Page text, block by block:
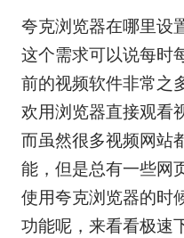
夸克浏览器在哪里设
这个需求可以说每时
前的视频软件非常之
欢用浏览器直接观看
而虽然很多视频网站
能，但是总有一些网
使用夸克浏览器的时
功能呢，来看看极速